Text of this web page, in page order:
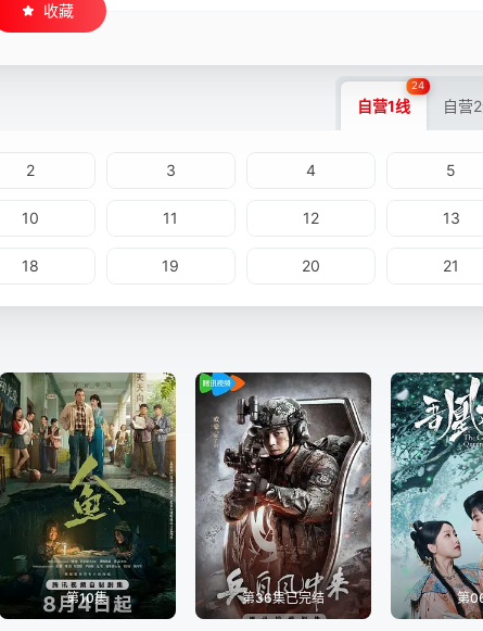
收藏
自营1线
24
自营
2 3 4 5
10 11 12 13
18 19 20 21
第10集 第36集已完结 第